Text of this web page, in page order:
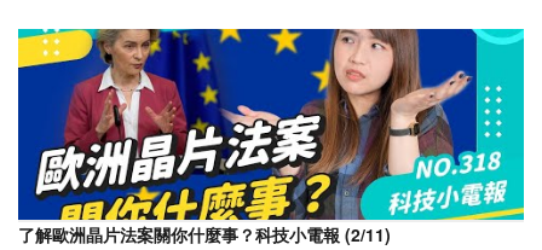
了解歐洲晶片法案關你什麼事？科技小電報 (2/11)